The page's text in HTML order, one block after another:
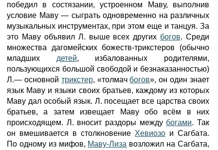
победил в состязании, устроенном Маву, выполнив
условие Маву — сыграть одновременно на различных
музыкальных инструментах, при этом еще и танцуя. За
это Маву объявил Л. выше всех других богов. Среди
множества дагомейских божеств-трикстеров (обычно
младших детей, избалованных родителями,
пользующихся большой свободой и безнаказанностью)
Л.— основной трикстер, «толмач богов», он один знает
язык Маву и языки своих братьев, каждому из которых
Маву дал особый язык. Л. посещает все царства своих
братьев, а затем извещает Маву обо всём в них
происходящем. Л. вносит раздоры между богами. Так
он вмешивается в столкновение Хевиозо и Сагбата.
По одному из мифов, Маву-Лиза возложил на Сагбата,